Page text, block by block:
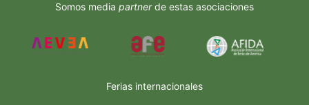
Somos media partnerde estas asociaciones
Ferias internacionales